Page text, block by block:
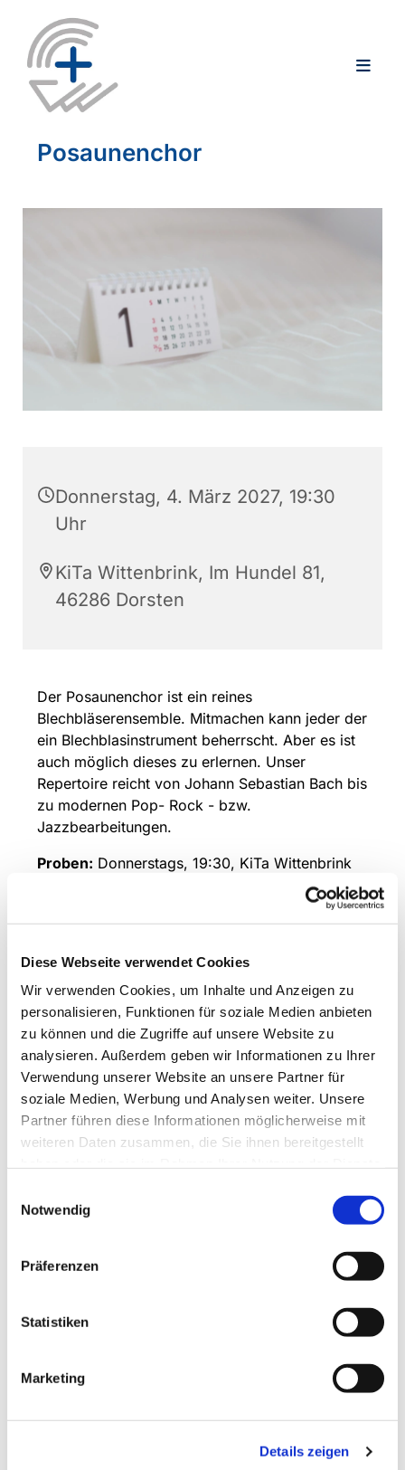
Diese Webseite verwendet Cookies
Wir verwenden Cookies, um Inhalte und Anzeigen zu
personalisieren, Funktionen für soziale Medien anbieten
zu können und die Zugriffe auf unsere Website zu
analysieren. Außerdem geben wir Informationen zu Ihrer
Verwendung unserer Website an unsere Partner für
soziale Medien, Werbung und Analysen weiter. Unsere
Partner führen diese Informationen möglicherweise mit
weiteren Daten zusammen, die Sie ihnen bereitgestellt
Notwendig
Präferenzen
Statistiken
Marketing
Details zeigen
Posaunenchor
Donnerstag, 4. März 2027, 19:30
Uhr
KiTa Wittenbrink, Im Hundel 81,
46286 Dorsten
Der Posaunenchor ist ein reines
Blechbläserensemble. Mitmachen kann jeder der
ein Blechblasinstrument beherrscht. Aber es ist
auch möglich dieses zu erlernen. Unser
Repertoire reicht von Johann Sebastian Bach bis
zu modernen Pop- Rock - bzw.
Jazzbearbeitungen.
Proben: Donnerstags, 19:30, KiTa Wittenbrink
Stephan
Hillnhütter, Tel.:01791312864